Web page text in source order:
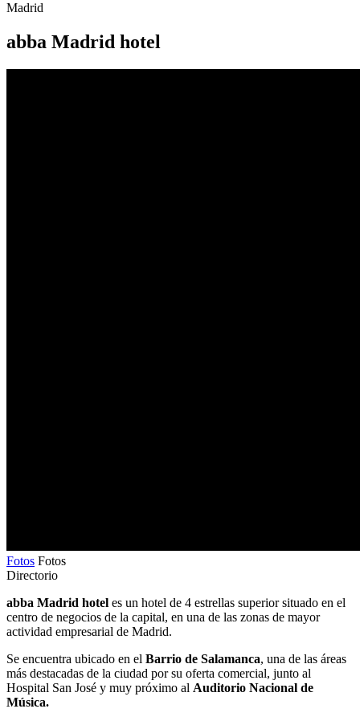
Madrid
abba Madrid hotel
Fotos Fotos
Directorio
abba Madrid hotel es un hotel de 4 estrellas superior situado en el
centro de negocios de la capital, en una de las zonas de mayor
actividad empresarial de Madrid.
Se encuentra ubicado en el Barrio de Salamanca, una de las áreas
más destacadas de la ciudad por su oferta comercial, junto al
Hospital San José y muy próximo al Auditorio Nacional de
Música.